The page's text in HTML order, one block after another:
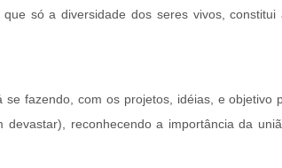
só a diversidade dos seres vivos,
se fazendo, com os projetos, idéias, e objetivo
reconhecendo a importância da